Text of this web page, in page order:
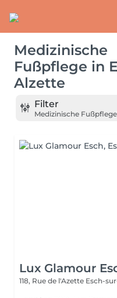
Medizinische
Fußpflege in
Alzette
Filter
Medizinische Fußpflege
Lux Glamour
118, Rue de l'Azette Esch-